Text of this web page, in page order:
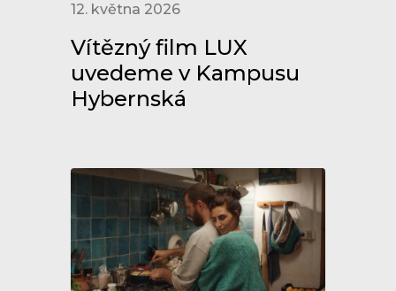
12. května 2026
Vítězný film LUX
uvedeme v Kampusu
Hybernská